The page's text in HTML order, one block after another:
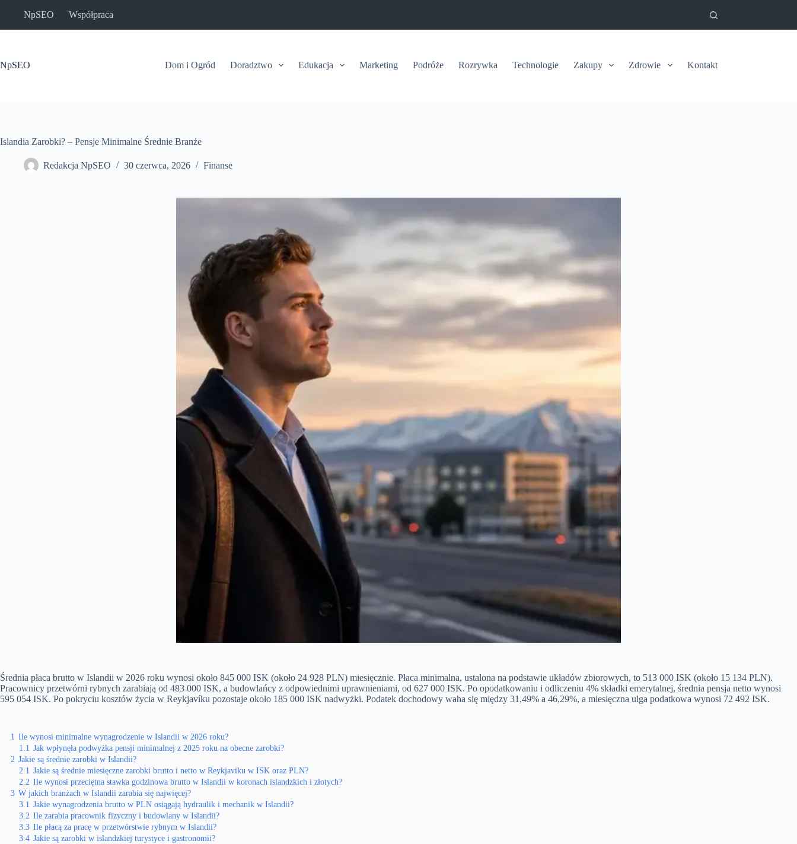
NpSEO Współpraca
NpSEO Dom i Ogród Doradztwo Edukacja Marketing Podróże Rozrywka Technologie Zakupy Zdrowie Kontakt
Islandia Zarobki? – Pensje Minimalne Średnie Branże
Redakcja NpSEO 30 czerwca, 2026 Finanse
Średnia płaca brutto w Islandii w 2026 roku wynosi około 845 000 ISK (około 24 928 PLN) miesięcznie. Płaca minimalna, ustalona na podstawie układów zbiorowych, to 513 000 ISK (około 15 134 PLN).
Pracownicy przetwórni rybnych zarabiają od 483 000 ISK, a budowlańcy z odpowiednimi uprawnieniami, od 627 000 ISK. Po opodatkowaniu i odliczeniu 4% składki emerytalnej, średnia pensja netto wynosi
595 054 ISK. Po pokryciu kosztów życia w Reykjavíku pozostaje około 185 000 ISK nadwyżki. Podatek dochodowy waha się między 31,49% a 46,29%, a miesięczna ulga podatkowa wynosi 72 492 ISK.
1 Ile wynosi minimalne wynagrodzenie w Islandii w 2026 roku?
1.1 Jak wpłynęła podwyżka pensji minimalnej z 2025 roku na obecne zarobki?
2 Jakie są średnie zarobki w Islandii?
2.1 Jakie są średnie miesięczne zarobki brutto i netto w Reykjaviku w ISK oraz PLN?
2.2 Ile wynosi przeciętna stawka godzinowa brutto w Islandii w koronach islandzkich i złotych?
3 W jakich branżach w Islandii zarabia się najwięcej?
3.1 Jakie wynagrodzenia brutto w PLN osiągają hydraulik i mechanik w Islandii?
3.2 Ile zarabia pracownik fizyczny i budowlany w Islandii?
3.3 Ile płacą za pracę w przetwórstwie rybnym w Islandii?
3.4 Jakie są zarobki w islandzkiej turystyce i gastronomii?